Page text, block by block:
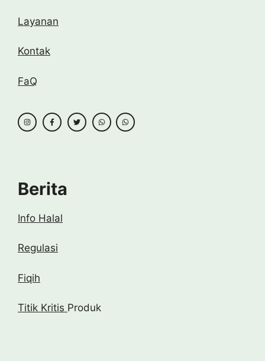
Layanan
Kontak
FaQ
Berita
Info Halal
Regulasi
Fiqih
Titik Kritis Produk